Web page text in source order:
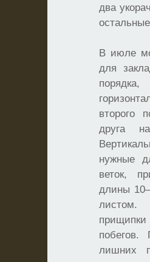
два
В июле
для
второго
друга
нужные
веток,
длины
побегов.
лишних